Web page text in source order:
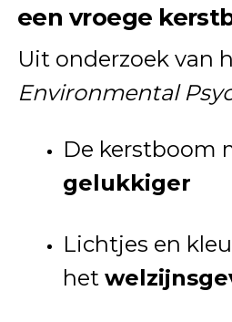
een vroege
Uit onderzoek van
Environmental
De kerstboom
gelukkiger
Lichtjes en
het